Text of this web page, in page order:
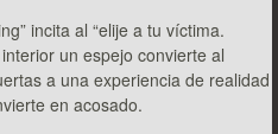
incita al “elije a tu víctima.
un espejo convierte al
a una experiencia de realidad
en acosado.